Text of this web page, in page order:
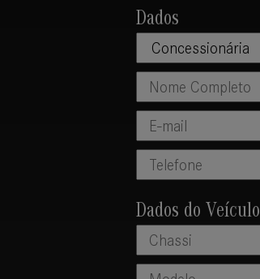
Dados
Dados do Veículo